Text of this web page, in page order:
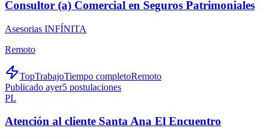
Consultor (a) Comercial en Seguros Patrimoniales
Asesorias INFÍNITA
Remoto
TopTrabajoTiempo completoRemoto
Publicado ayer5 postulaciones
PL
Atención al cliente Santa Ana El Encuentro